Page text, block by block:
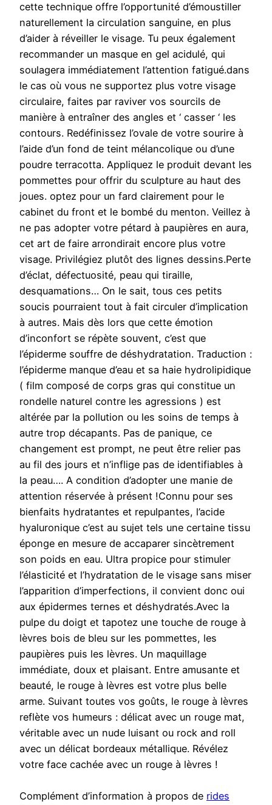
cette technique offre l’opportunité d’émoustiller
naturellement la circulation sanguine, en plus
d’aider à réveiller le visage. Tu peux également
recommander un masque en gel acidulé, qui
soulagera immédiatement l’attention fatigué.dans
le cas où vous ne supportez plus votre visage
circulaire, faites par raviver vos sourcils de
manière à entraîner des angles et ‘ casser ‘ les
contours. Redéfinissez l’ovale de votre sourire à
l’aide d’un fond de teint mélancolique ou d’une
poudre terracotta. Appliquez le produit devant les
pommettes pour offrir du sculpture au haut des
joues. optez pour un fard clairement pour le
cabinet du front et le bombé du menton. Veillez à
ne pas adopter votre pétard à paupières en aura,
cet art de faire arrondirait encore plus votre
visage. Privilégiez plutôt des lignes dessins.Perte
d’éclat, défectuosité, peau qui tiraille,
desquamations… On le sait, tous ces petits
soucis pourraient tout à fait circuler d’implication
à autres. Mais dès lors que cette émotion
d’inconfort se répète souvent, c’est que
l’épiderme souffre de déshydratation. Traduction :
l’épiderme manque d’eau et sa haie hydrolipidique
( film composé de corps gras qui constitue un
rondelle naturel contre les agressions ) est
altérée par la pollution ou les soins de temps à
autre trop décapants. Pas de panique, ce
changement est prompt, ne peut être relier pas
au fil des jours et n’inflige pas de identifiables à
la peau…. A condition d’adopter une manie de
attention réservée à présent !Connu pour ses
bienfaits hydratantes et repulpantes, l’acide
hyaluronique c’est au sujet tels une certaine tissu
éponge en mesure de accaparer sincètrement
son poids en eau. Ultra propice pour stimuler
l’élasticité et l’hydratation de le visage sans miser
l’apparition d’imperfections, il convient donc oui
aux épidermes ternes et déshydratés.Avec la
pulpe du doigt et tapotez une touche de rouge à
lèvres bois de bleu sur les pommettes, les
paupières puis les lèvres. Un maquillage
immédiate, doux et plaisant. Entre amusante et
beauté, le rouge à lèvres est votre plus belle
arme. Suivant toutes vos goûts, le rouge à lèvres
reflète vos humeurs : délicat avec un rouge mat,
véritable avec un nude luisant ou rock and roll
avec un délicat bordeaux métallique. Révélez
votre face cachée avec un rouge à lèvres !
Complément d’information à propos de rides